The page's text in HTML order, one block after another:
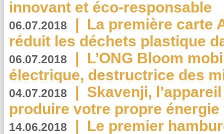
innovant et éco-responsable
06.07.2018 | La première carte
réduit les déchets plastique
06.07.2018 | L’ONG Bloom
électrique, destructrice des
04.07.2018 | Skavenji,
produire votre propre
14.06.2018 | Le premier